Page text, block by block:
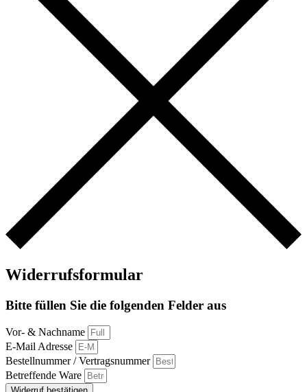
Widerrufsformular
Bitte füllen Sie die folgenden Felder aus
Vor- & Nachname
E-Mail Adresse
Bestellnummer / Vertragsnummer
Betreffende Ware